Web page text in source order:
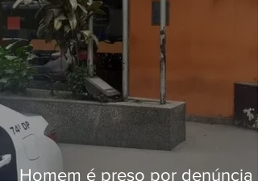
Homem é preso por denúncia